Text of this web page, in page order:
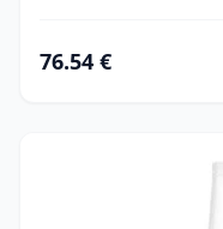
76.54 €